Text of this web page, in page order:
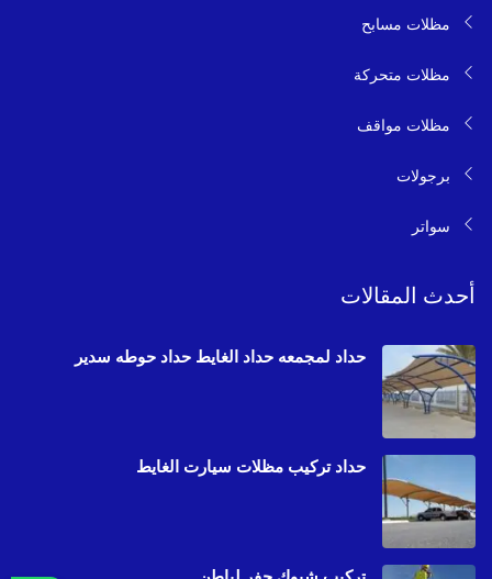
مظلات مسابح
مظلات متحركة
مظلات مواقف
برجولات
سواتر
أحدث المقالات
حداد لمجمعه حداد الغايط حداد حوطه سدير
حداد تركيب مظلات سيارت الغايط